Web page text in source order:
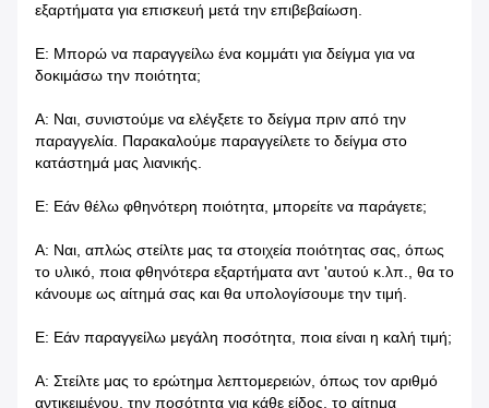
εξαρτήματα για επισκευή μετά την επιβεβαίωση.
Ε: Μπορώ να παραγγείλω ένα κομμάτι για δείγμα για να
δοκιμάσω την ποιότητα;
Α: Ναι, συνιστούμε να ελέγξετε το δείγμα πριν από την
παραγγελία. Παρακαλούμε παραγγείλετε το δείγμα στο
κατάστημά μας λιανικής.
Ε: Εάν θέλω φθηνότερη ποιότητα, μπορείτε να παράγετε;
Α: Ναι, απλώς στείλτε μας τα στοιχεία ποιότητας σας, όπως
το υλικό, ποια φθηνότερα εξαρτήματα αντ 'αυτού κ.λπ., θα το
κάνουμε ως αίτημά σας και θα υπολογίσουμε την τιμή.
Ε: Εάν παραγγείλω μεγάλη ποσότητα, ποια είναι η καλή τιμή;
Α: Στείλτε μας το ερώτημα λεπτομερειών, όπως τον αριθμό
αντικειμένου, την ποσότητα για κάθε είδος, το αίτημα